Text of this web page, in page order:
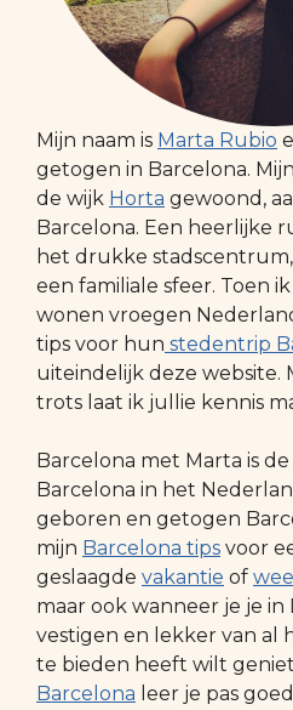
Mijn naam is Marta Rubio
getogen in Barcelona.
de wijk Horta gewoond,
Barcelona. Een heerlijke
het drukke
een familiale sfeer. Toen
wonen vroegen
tips voor hun stedentrip
uiteindelijk deze website.
trots laat ik jullie kennis
Barcelona met Marta is
Barcelona in het
geboren en getogen
mijn Barcelona tips voor
geslaagde vakantie of
maar ook wanneer je je
vestigen en lekker van al
te bieden heeft wilt
Barcelona leer je pas